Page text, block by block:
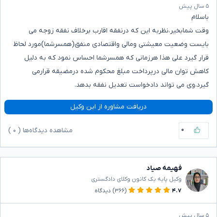
۵ سال پیش
باسلام
وقت شمابخیر،نظربه این که درنفقه اقارب برخلاف نفقه زوجه می
بایست وضعیت معیشتی ومالی واقتصادی منفق(همسرشما)مورد لحاظ
قرار گیرد علی هذا هرزمانی که همسرشما احساس نمود که به دلیل
کاهش توان مالی درپرداخت مبلغ محکوم شده درمضیقه قرارمی
گیرد،وی می تواند دادخواست تعدیل نفقه بدهد.
دریافت مشاوره از این وکیل
۰ مشاهده دیدگاه‌ها ( ۰
فهیمه صیاد
وکیل پایه یک کانون وکلای دادگستری
۴.۷
(۳۶۶) دیدگاه
۵ سال پیش